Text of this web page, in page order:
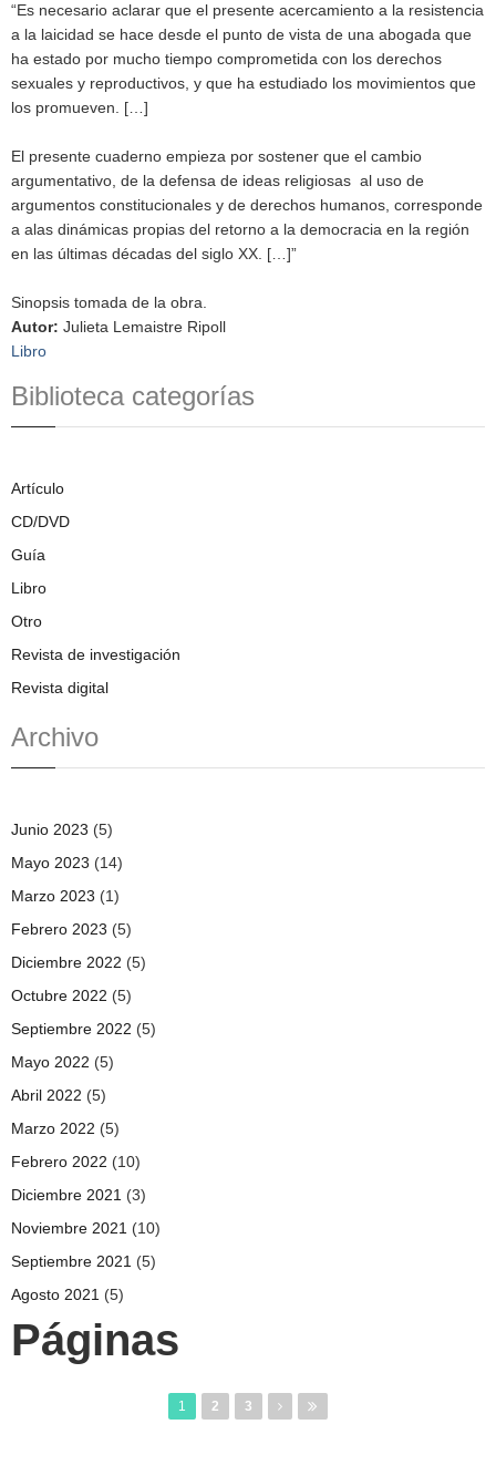
“Es necesario aclarar que el presente acercamiento a la resistencia
a la laicidad se hace desde el punto de vista de una abogada que
ha estado por mucho tiempo comprometida con los derechos
sexuales y reproductivos, y que ha estudiado los movimientos que
los promueven. […]
El presente cuaderno empieza por sostener que el cambio
argumentativo, de la defensa de ideas religiosas al uso de
argumentos constitucionales y de derechos humanos, corresponde
a alas dinámicas propias del retorno a la democracia en la región
en las últimas décadas del siglo XX. […]”
Sinopsis tomada de la obra.
Autor: Julieta Lemaistre Ripoll
Libro
Biblioteca categorías
Artículo
CD/DVD
Guía
Libro
Otro
Revista de investigación
Revista digital
Archivo
Junio 2023 (5)
Mayo 2023 (14)
Marzo 2023 (1)
Febrero 2023 (5)
Diciembre 2022 (5)
Octubre 2022 (5)
Septiembre 2022 (5)
Mayo 2022 (5)
Abril 2022 (5)
Marzo 2022 (5)
Febrero 2022 (10)
Diciembre 2021 (3)
Noviembre 2021 (10)
Septiembre 2021 (5)
Agosto 2021 (5)
Páginas
1 2 3